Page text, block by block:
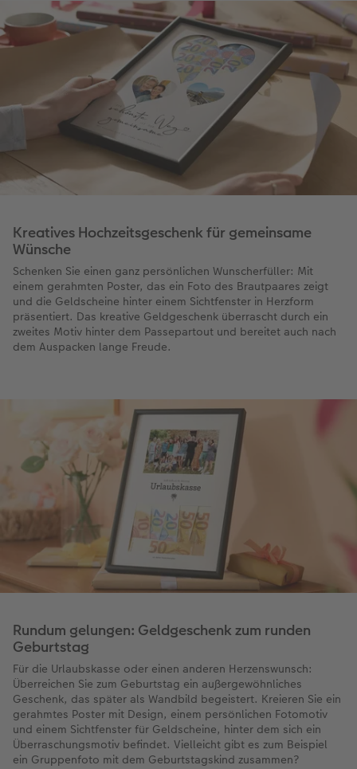
Kreatives Hochzeitsgeschenk für gemeinsame
Wünsche
Schenken Sie einen ganz persönlichen Wunscherfüller: Mit
einem gerahmten Poster, das ein Foto des Brautpaares zeigt
und die Geldscheine hinter einem Sichtfenster in Herzform
präsentiert. Das kreative Geldgeschenk überrascht durch ein
zweites Motiv hinter dem Passepartout und bereitet auch nach
dem Auspacken lange Freude.
Rundum gelungen: Geldgeschenk zum runden
Geburtstag
Für die Urlaubskasse oder einen anderen Herzenswunsch:
Überreichen Sie zum Geburtstag ein außergewöhnliches
Geschenk, das später als Wandbild begeistert. Kreieren Sie ein
gerahmtes Poster mit Design, einem persönlichen Fotomotiv
und einem Sichtfenster für Geldscheine, hinter dem sich ein
Überraschungsmotiv befindet. Vielleicht gibt es zum Beispiel
ein Gruppenfoto mit dem Geburtstagskind zusammen?